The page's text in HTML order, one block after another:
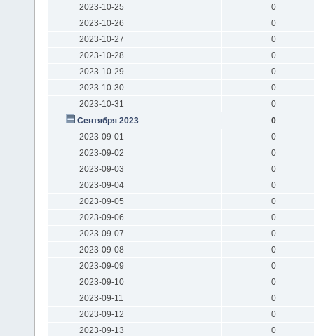
2023-10-25
0
2023-10-26
0
2023-10-27
0
2023-10-28
0
2023-10-29
0
2023-10-30
0
2023-10-31
0
Сентября 2023
0
2023-09-01
0
2023-09-02
0
2023-09-03
0
2023-09-04
0
2023-09-05
0
2023-09-06
0
2023-09-07
0
2023-09-08
0
2023-09-09
0
2023-09-10
0
2023-09-11
0
2023-09-12
0
2023-09-13
0